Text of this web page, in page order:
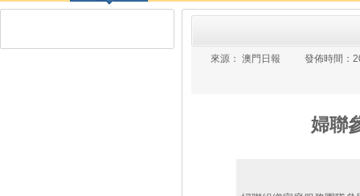
來源： 澳門日報 發佈時間：
婦聯